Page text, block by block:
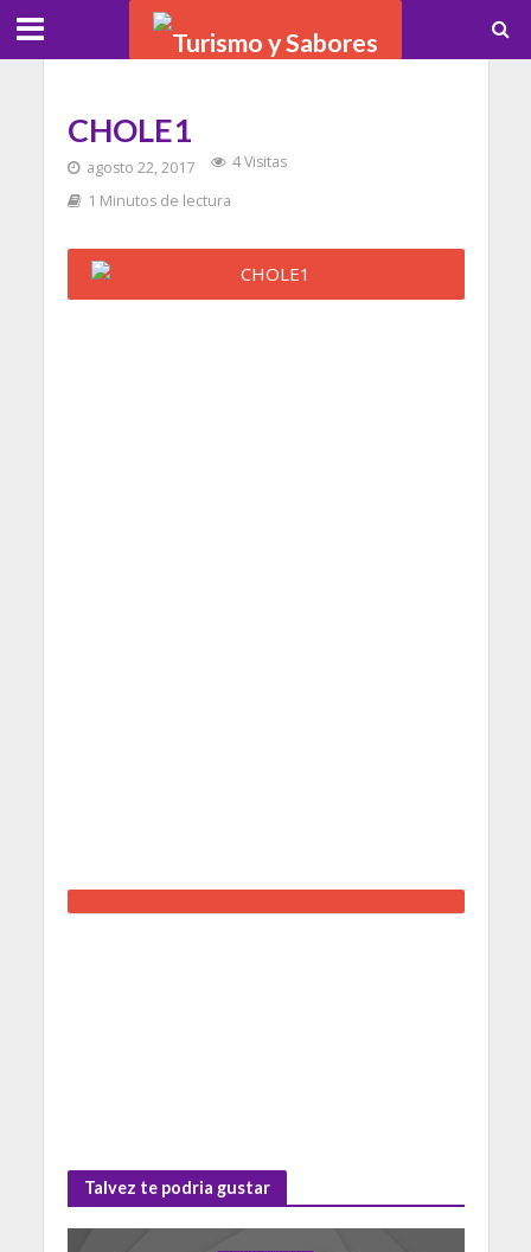
CHOLE1
agosto 22, 2017
4 Visitas
1 Minutos de lectura
Talvez te podria gustar